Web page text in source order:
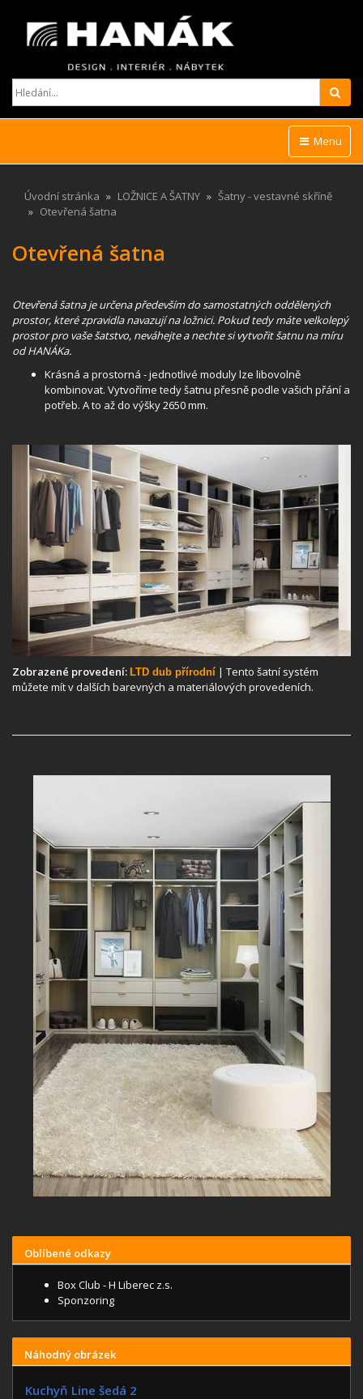
Menu
Úvodní stránka LOŽNICE A ŠATNY
Šatny - vestavné skříně
Otevřená šatna
Otevřená šatna
Otevřená šatna je určena především do samostatných oddělených
prostor, které zpravidla navazují na ložnici. Pokud tedy máte velkolepý
prostor pro vaše šatstvo, neváhejte a nechte si vytvořit šatnu na míru
od HANÁKa.
Krásná a prostorná - jednotlivé moduly lze libovolně
kombinovat. Vytvoříme tedy šatnu přesně podle vašich přání a
potřeb. A to až do výšky 2650 mm.
Zobrazené provedení: LTD dub přírodní | Tento šatní systém
můžete mít v dalších barevných a materiálových provedeních.
Oblíbené odkazy
Box Club - H Liberec z.s.
Sponzoring
Náhodný obrázek
Kuchyň Line šedá 2